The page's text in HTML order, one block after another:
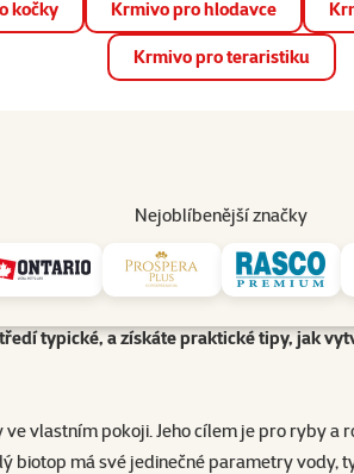
Stáhněte si novou aplikaci Super zoo.
kočky Krmivo pro hlodavce
Krmivo pro teraristiku
Nejoblíbenější značky
Prodejny Služby
Biotopová akvária
Tento článek vás provede základy
typické, a získáte praktické tipy, jak
vlastním pokoji. Jeho cílem je pro ryby
biotop má své jedinečné parametry